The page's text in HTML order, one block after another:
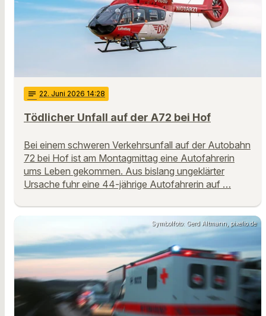
notes 22. Juni 2026 14:28
Tödlicher Unfall auf der A72 bei Hof
Bei einem schweren Verkehrsunfall auf der Autobahn
72 bei Hof ist am Montagmittag eine Autofahrerin
ums Leben gekommen. Aus bislang ungeklärter
Ursache fuhr eine 44-jährige Autofahrerin auf …
Symbolfoto: Gerd Altmann, pixelio.de